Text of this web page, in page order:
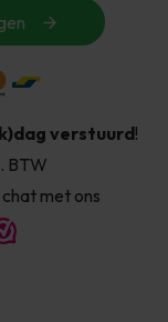
verstuurd!
BTW
met ons